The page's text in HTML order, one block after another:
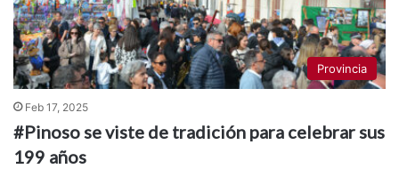
Provincia
Feb 17, 2025
#Pinoso se viste de tradición para celebrar sus
199 años